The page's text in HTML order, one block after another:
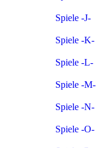
Spiele -J-
Spiele -K-
Spiele -L-
Spiele -M-
Spiele -N-
Spiele -O-